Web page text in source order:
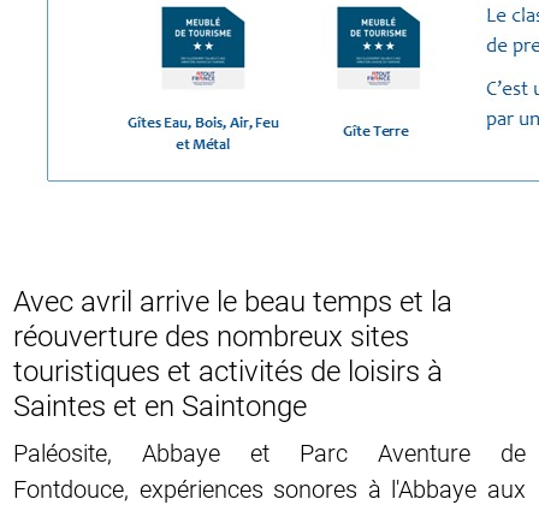
Avec avril arrive le beau temps et la
réouverture des nombreux sites
touristiques et activités de loisirs à
Saintes et en Saintonge
Paléosite, Abbaye et Parc Aventure de
Fontdouce, expériences sonores à l'Abbaye aux